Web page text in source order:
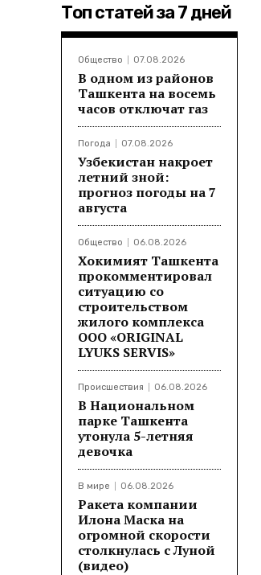
Топ статей за 7 дней
Общество 07.08.2026
В одном из районов
Ташкента на восемь
часов отключат газ
Погода 07.08.2026
Узбекистан накроет
летний зной:
прогноз погоды на 7
августа
Общество 06.08.2026
Хокимият Ташкента
прокомментировал
ситуацию со
строительством
жилого комплекса
ООО «ORIGINAL
LYUKS SERVIS»
Происшествия 06.08.2026
В Национальном
парке Ташкента
утонула 5-летняя
девочка
В мире 06.08.2026
Ракета компании
Илона Маска на
огромной скорости
столкнулась с Луной
(видео)